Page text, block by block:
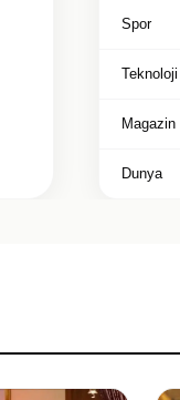
Spor
Teknoloji
Magazin
Dunya